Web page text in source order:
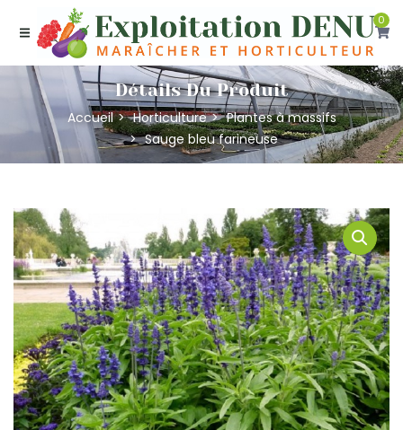
0
Détails Du Produit
Accueil Horticulture
Plantes à massifs
Sauge bleu farineuse